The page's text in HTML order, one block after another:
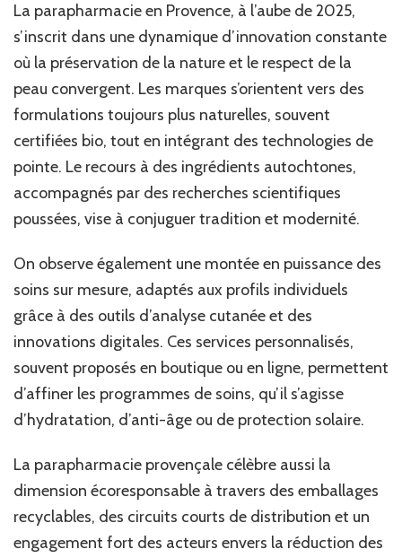
La parapharmacie en Provence, à l’aube de 2025,
s’inscrit dans une dynamique d’innovation constante
où la préservation de la nature et le respect de la
peau convergent. Les marques s’orientent vers des
formulations toujours plus naturelles, souvent
certifiées bio, tout en intégrant des technologies de
pointe. Le recours à des ingrédients autochtones,
accompagnés par des recherches scientifiques
poussées, vise à conjuguer tradition et modernité.
On observe également une montée en puissance des
soins sur mesure, adaptés aux profils individuels
grâce à des outils d’analyse cutanée et des
innovations digitales. Ces services personnalisés,
souvent proposés en boutique ou en ligne, permettent
d’affiner les programmes de soins, qu’il s’agisse
d’hydratation, d’anti-âge ou de protection solaire.
La parapharmacie provençale célèbre aussi la
dimension écoresponsable à travers des emballages
recyclables, des circuits courts de distribution et un
engagement fort des acteurs envers la réduction des